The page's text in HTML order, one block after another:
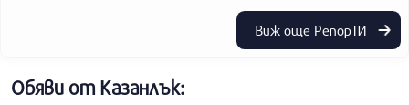
Виж още РепорТИ
Обяви от Казанлък: